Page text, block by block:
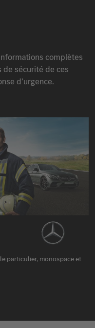
complètes
de sécurité de ces
d’urgence.
particulier, monospace et